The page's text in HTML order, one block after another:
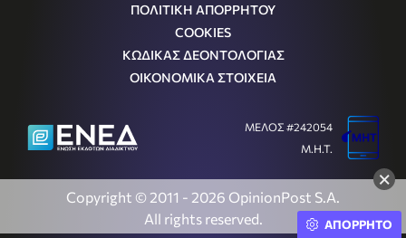
×
ΠΟΛΙΤΙΚΗ ΑΠΟΡΡΗΤΟΥ
COOKIES
ΚΩΔΙΚΑΣ ΔΕΟΝΤΟΛΟΓΙΑΣ
ΟΙΚΟΝΟΜΙΚΑ ΣΤΟΙΧΕΙΑ
Copyright © 2011 - 2026 OpinionPost S.A.
All rights reserved.
ΜΕΛΟΣ #242054
Μ.Η.Τ.
ΑΠΟΡΡΗΤΟ